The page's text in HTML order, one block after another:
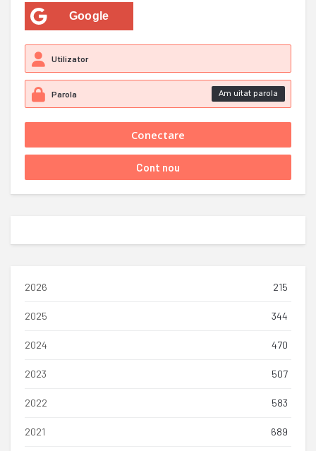
Google
Am uitat parola
2026 215
2025 344
2024 470
2023 507
2022 583
2021 689